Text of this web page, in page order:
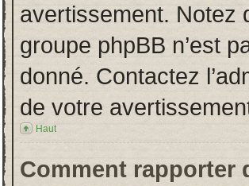
avertissement. Notez
groupe phpBB n’est
donné. Contactez
de votre
Haut
Comment rapporter